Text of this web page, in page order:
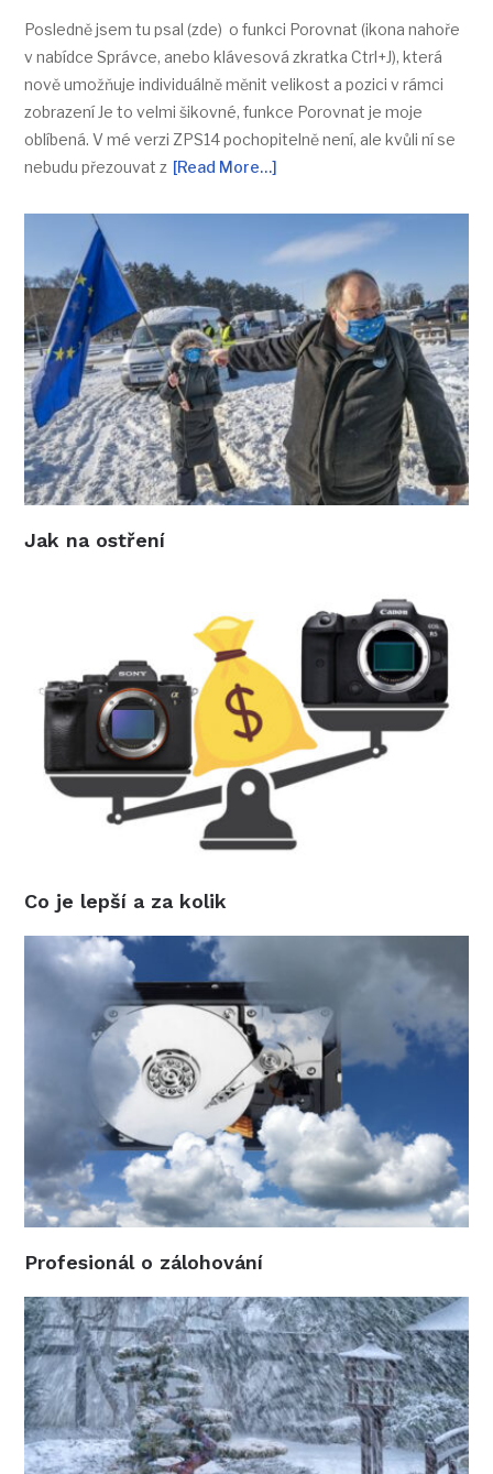
Posledně jsem tu psal (zde) o funkci Porovnat (ikona nahoře
v nabídce Správce, anebo klávesová zkratka Ctrl+J), která
nově umožňuje individuálně měnit velikost a pozici v rámci
zobrazení Je to velmi šikovné, funkce Porovnat je moje
oblíbená. V mé verzi ZPS14 pochopitelně není, ale kvůli ní se
nebudu přezouvat z [Read More…]
Jak na ostření
Co je lepší a za kolik
Profesionál o zálohování